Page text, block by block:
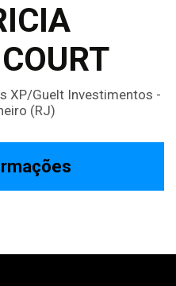
XP/Guelt Investimentos -
(RJ)